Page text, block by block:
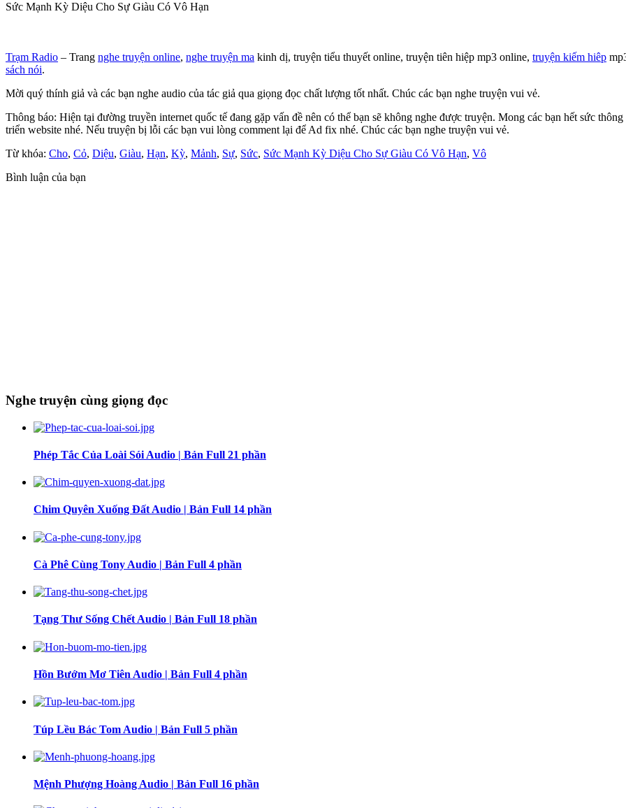
Sức Mạnh Kỳ Diệu Cho Sự Giàu Có Vô Hạn
Trạm Radio – Trang nghe truyện online, nghe truyện ma kinh dị, truyện tiểu thuyết online, truyện tiên hiệp mp3 online, truyện kiếm hiêp
sách nói.
Mời quý thính giả và các bạn nghe audio của tác giả qua giọng đọc chất lượng tốt nhất. Chúc các bạn nghe truyện vui vẻ.
Thông báo: Hiện tại đường truyền internet quốc tế đang gặp vấn đề nên có thể bạn sẽ không nghe được truyện. Mong các bạn hết sức
triển website nhé. Nếu truyện bị lỗi các bạn vui lòng comment lại để Ad fix nhé. Chúc các bạn nghe truyện vui vẻ.
Từ khóa: Cho, Cỏ, Diệu, Giàu, Hạn, Kỳ, Mảnh, Sự, Sức, Sức Mạnh Kỳ Diệu Cho Sự Giàu Có Vô Hạn, Vô
Bình luận của bạn
Nghe truyện cùng giọng đọc
Phép Tắc Của Loài Sói Audio | Bản Full 21 phần
Chim Quyên Xuống Đất Audio | Bản Full 14 phần
Cà Phê Cùng Tony Audio | Bản Full 4 phần
Tạng Thư Sống Chết Audio | Bản Full 18 phần
Hồn Bướm Mơ Tiên Audio | Bản Full 4 phần
Túp Lều Bác Tom Audio | Bản Full 5 phần
Mệnh Phượng Hoàng Audio | Bản Full 16 phần